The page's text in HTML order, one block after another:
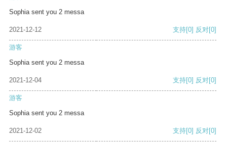
Sophia sent you 2 messa
2021-12-12 支持[0] 反对[0]
游客
Sophia sent you 2 messa
2021-12-04 支持[0] 反对[0]
游客
Sophia sent you 2 messa
2021-12-02 支持[0] 反对[0]